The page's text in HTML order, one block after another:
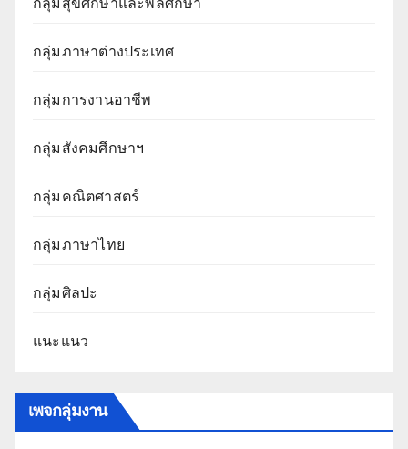
กลุ่มภาษาต่างประเทศ
กลุ่มการงานอาชีพ
กลุ่มสังคมศึกษาฯ
กลุ่มคณิตศาสตร์
กลุ่มภาษาไทย
กลุ่มศิลปะ
แนะแนว
เพจกลุ่มงาน